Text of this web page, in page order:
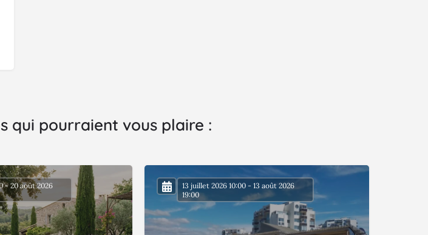
qui pourraient vous plaire :
- 20 août 2026
13 juillet 2026 10:00 - 13 août 2026
19:00